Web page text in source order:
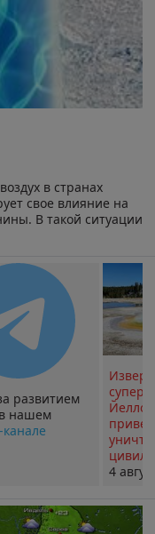
в странах
свое влияние на
В такой ситуации
развитием
нашем
4